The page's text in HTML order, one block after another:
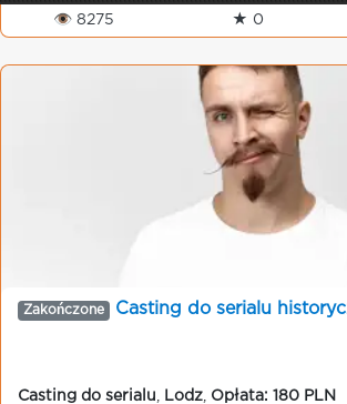
👁 8275 ★ 0
Zakończone Casting do serialu
Casting do serialu Lodz Opłata: 180 PLN